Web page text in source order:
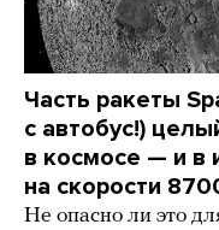
Часть ракеты
с автобус!)
в космосе — и в
на скорости
Не опасно ли это